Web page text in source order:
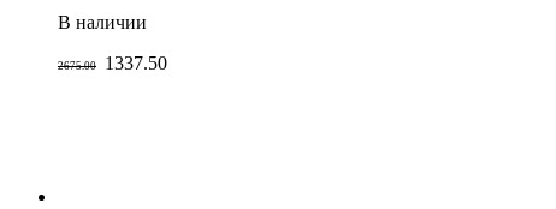
В наличии
2675.00 1337.50